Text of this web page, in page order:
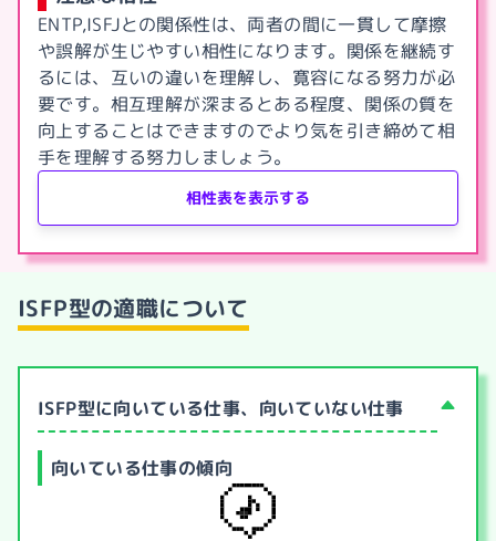
ENTP,ISFJとの関係性は、両者の間に一貫して摩擦
や誤解が生じやすい相性になります。関係を継続す
るには、互いの違いを理解し、寛容になる努力が必
要です。相互理解が深まるとある程度、関係の質を
向上することはできますのでより気を引き締めて相
手を理解する努力しましょう。
相性表を表示する
ISFP型の適職について
ISFP型に向いている仕事、向いていない仕事
向いている仕事の傾向